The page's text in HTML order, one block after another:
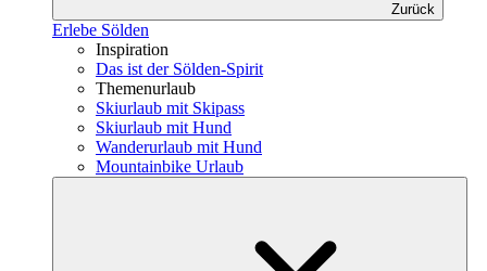
Zurück
Erlebe Sölden
Inspiration
Das ist der Sölden-Spirit
Themenurlaub
Skiurlaub mit Skipass
Skiurlaub mit Hund
Wanderurlaub mit Hund
Mountainbike Urlaub